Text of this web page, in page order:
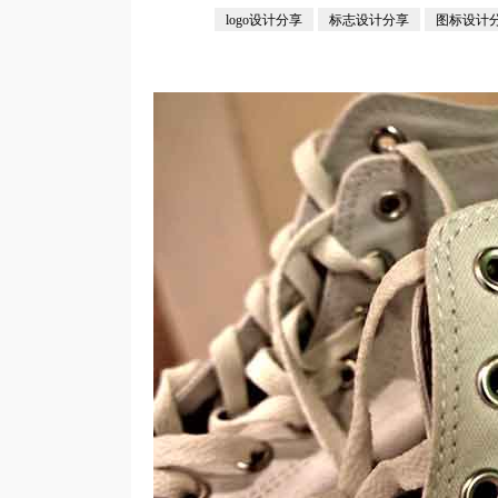
logo设计分享 标志设计分享 图标设计